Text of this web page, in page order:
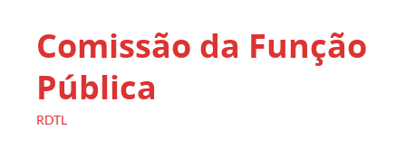
Comissão da Função
Pública
RDTL